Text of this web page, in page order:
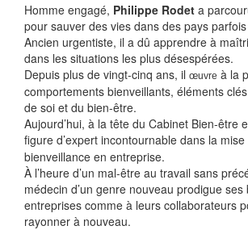
Homme engagé, Philippe Rodet a
pour sauver des vies dans des pays
Ancien urgentiste, il a dû apprendre à
dans les situations les plus désespérées.
Depuis plus de vingt-cinq ans, il œuvre à la
comportements bienveillants, éléments
de soi et du bien-être.
Aujourd’hui, à la tête du Cabinet Bien-être
figure d’expert incontournable dans la mise
bienveillance en entreprise.
À l’heure d’un mal-être au travail sans
médecin d’un genre nouveau prodigue
entreprises comme à leurs collaborateurs
rayonner à nouveau.